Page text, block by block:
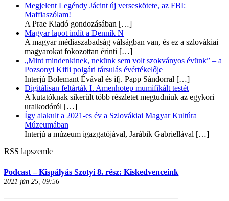
Megjelent Legéndy Jácint új verseskötete, az FBI:
Maffiaszólam!
A Prae Kiadó gondozásában […]
Magyar lapot indít a Denník N
A magyar médiaszabadság válságban van, és ez a szlovákiai
magyarokat fokozottan érinti […]
„Mint mindenkinek, nekünk sem volt szokványos évünk” – a
Pozsonyi Kifli polgári társulás évértékelője
Interjú Bolemant Évával és ifj. Papp Sándorral […]
Digitálisan feltárták I. Amenhotep mumifikált testét
A kutatóknak sikerült több részletet megtudniuk az egykori
uralkodóról […]
Így alakult a 2021-es év a Szlovákiai Magyar Kultúra
Múzeumában
Interjú a múzeum igazgatójával, Jarábik Gabriellával […]
RSS lapszemle
Podcast – Kispályás Szotyi 8. rész: Kiskedvenceink
2021 jún 25, 09:56